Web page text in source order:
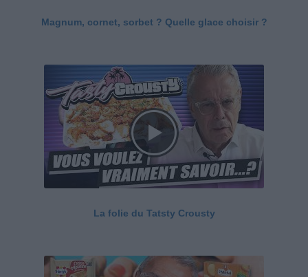
Magnum, cornet, sorbet ? Quelle glace choisir ?
La folie du Tatsty Crousty